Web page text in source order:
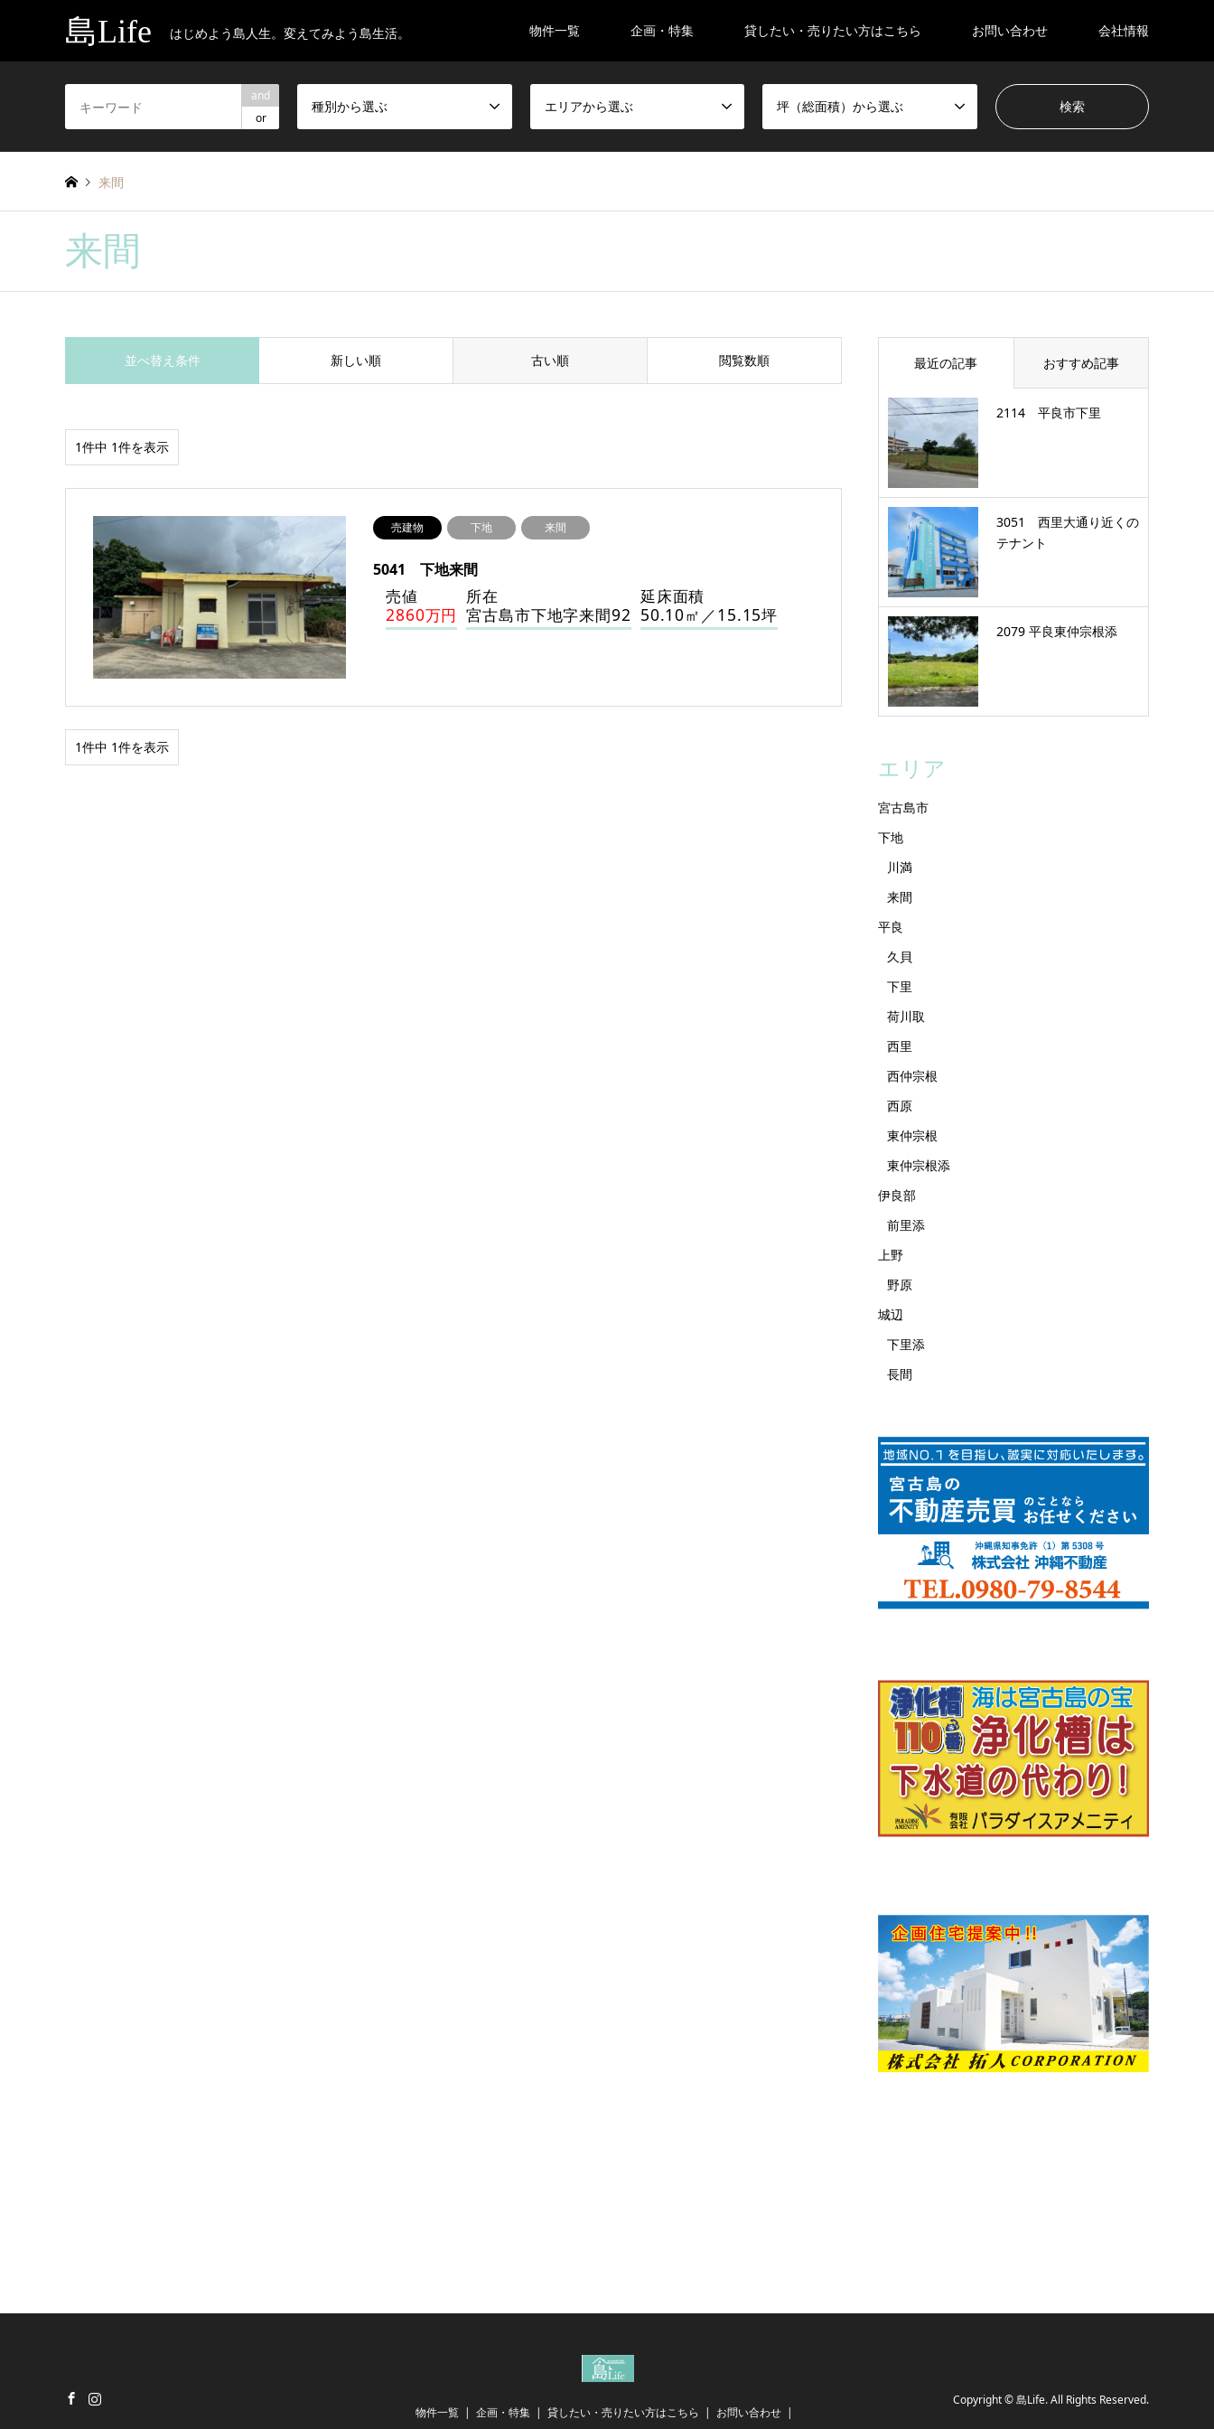
島Life はじめよう島人生。変えてみよう島生活。 物件一覧 企画・特集 貸したい・売りたい方はこちら お問い合わせ 会社情報
and
or
種別から選ぶ エリアから選ぶ 坪（総面積）から選ぶ
来間
来間
並べ替え条件 新しい順 古い順 閲覧数順
1件中 1件を表示
売建物 下地 来間
5041 下地来間
売値
2860万円
所在
宮古島市下地字来間92
延床面積
50.10㎡／15.15坪
1件中 1件を表示
最近の記事 おすすめ記事
2114 平良市下里
3051 西里大通り近くの
テナント
2079 平良東仲宗根添
エリア
宮古島市
下地
川満
来間
平良
久貝
下里
荷川取
西里
西仲宗根
西原
東仲宗根
東仲宗根添
伊良部
前里添
上野
野原
城辺
下里添
長間
物件一覧 企画・特集 貸したい・売りたい方はこちら
お問い合わせ
Copyright©島Life. All Rights Reserved.